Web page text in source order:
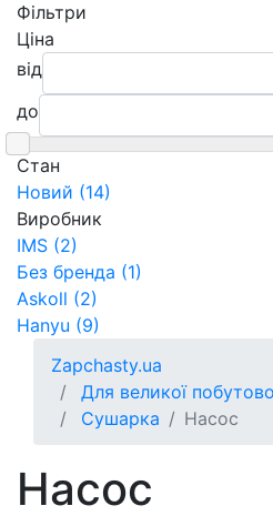
Фільтри
Ціна
від
до
Cтан
Новий (14)
Виробник
IMS (2)
Без бренда (1)
Askoll (2)
Hanyu (9)
Zapchasty.ua
Для великої
Сушарка
Насос
Насос